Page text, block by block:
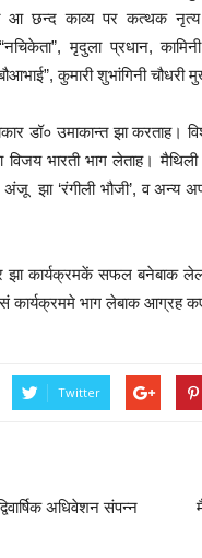
आ छन्द काव्य पर कत्थक
,मृदुला प्रधान,
,कुमारी शुभांगिनी चौधरी
डॉ० उमाकान्त झा
भारती भाग लेताह।
अंजू झा ‘रंगीली भौजी’,व अन्य
झा कार्यक्रमकें सफल बनेबाक
कार्यक्रममे भाग लेबाक आग्रह
Twitter
अधिवेशन संपन्न